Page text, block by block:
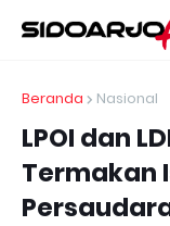
Beranda Nasional
LPOI dan
Termakan